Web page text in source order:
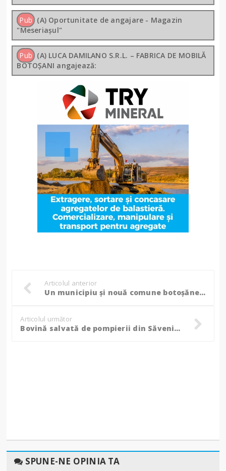
Pub (A) Oportunitate de angajare - Magazin
"Meseriașul"
Pub (A) LUCA DAMILANO S.R.L. – FABRICA DE MOBILĂ
BOTOȘANI angajează:
Articolul anterior
Un municipiu și nouă comune botoșănene rămân fără apă timp de 24 de ore!
Articolul următor
Bovină salvată de pompierii din Săveni cu un buldoexcavator, căzuse pe jumătate în mâl! (Foto)
SPUNE-NE OPINIA TA